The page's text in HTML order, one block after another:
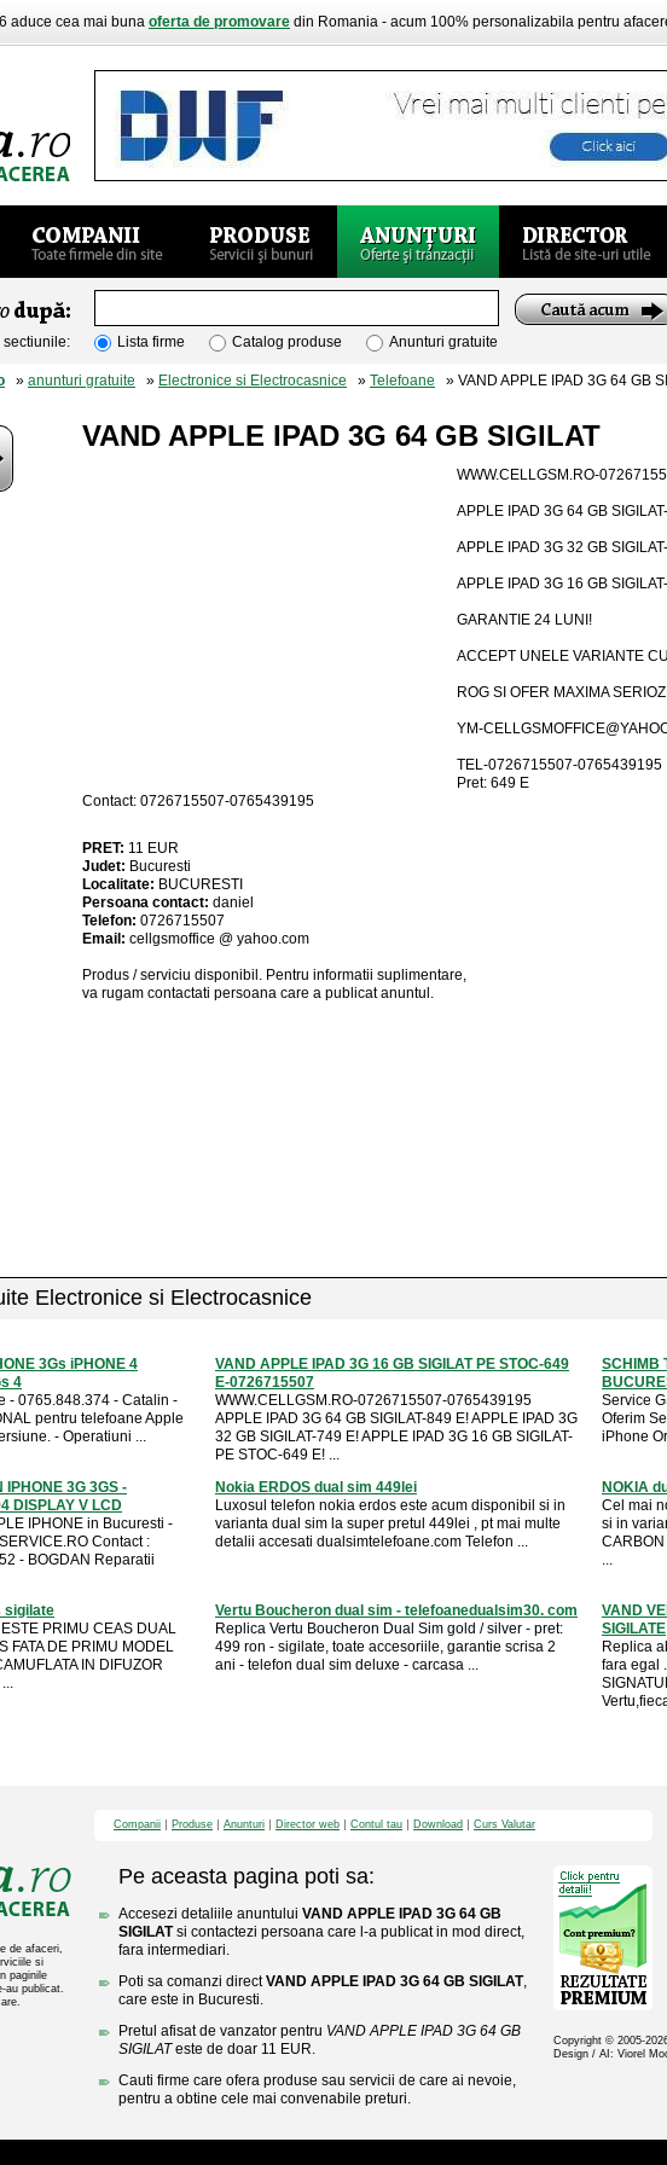
aduce cea mai buna oferta de promovare din Romania - acum 100% personalizabila pentru
sectiunile: Lista firme Catalog produse Anunturi gratuite
» anunturi gratuite » Electronice si Electrocasnice » Telefoane » VAND APPLE IPAD 3G 64 GB
VAND APPLE IPAD 3G 64 GB SIGILAT
WWW.CELLGSM.RO-
APPLE IPAD 3G 64 GB
APPLE IPAD 3G 32 GB
APPLE IPAD 3G 16 GB
GARANTIE 24 LUNI!
ACCEPT UNELE VARIANTE
ROG SI OFER MAXIMA
YM-
TEL-0726715507-0765439195
Pret: 649 E
Contact: 0726715507-0765439195
PRET: 11 EUR
Judet: Bucuresti
Localitate: BUCURESTI
Persoana contact: daniel
Telefon: 0726715507
Email: cellgsmoffice @ yahoo.com
Produs / serviciu disponibil . Pentru informatii suplimentare,
va rugam contactati persoana care a publicat anuntul.
Electronice si Electrocasnice
3Gs iPHONE 4
4
- 0765.848.374 - Catalin -
pentru telefoane Apple
- Operatiuni ...
VAND APPLE IPAD 3G 16 GB SIGILAT PE STOC-649
E-0726715507
WWW.CELLGSM.RO-0726715507-0765439195
APPLE IPAD 3G 64 GB SIGILAT-849 E! APPLE IPAD 3G
32 GB SIGILAT-749 E! APPLE IPAD 3G 16 GB SIGILAT-
PE STOC-649 E! ...
SCHIMB
Service
Oferim
iPhone
IPHONE 3G 3GS -
DISPLAY V LCD
IPHONE in Bucuresti -
Contact :
- BOGDAN Reparatii
Nokia ERDOS dual sim 449lei
Luxosul telefon nokia erdos este acum disponibil si in
varianta dual sim la super pretul 449lei , pt mai multe
detalii accesati dualsimtelefoane.com Telefon ...
NOKIA
Cel mai
si in
...
sigilate
PRIMU CEAS DUAL
FATA DE PRIMU MODEL
IN DIFUZOR
Vertu Boucheron dual sim - telefoanedualsim30. com
Replica Vertu Boucheron Dual Sim gold / silver - pret:
499 ron - sigilate, toate accesoriile, garantie scrisa 2
ani - telefon dual sim deluxe - carcasa ...
VAND
SIGILATE
Replica
fara egal
de afaceri,
si
paginile
au publicat.
Companii Produse Anunturi Director web Contul tau Download Curs Valutar
Pe aceasta pagina poti sa:
Accesezi detaliile anuntului VAND APPLE IPAD 3G 64 GB
SIGILATsi contactezi persoana care l-a publicat in mod direct,
fara intermediari.
Poti sa comanzi directVAND APPLE IPAD 3G 64 GB SIGILAT,
care este in Bucuresti.
Pretul afisat de vanzator pentru VAND APPLE IPAD 3G 64 GB
SIGILATeste de doar 11 EUR.
Cauti firme care ofera produse sau servicii de care ai nevoie,
pentru a obtine cele mai convenabile preturi.
Copyright © 2005-
Design / AI: Viorel